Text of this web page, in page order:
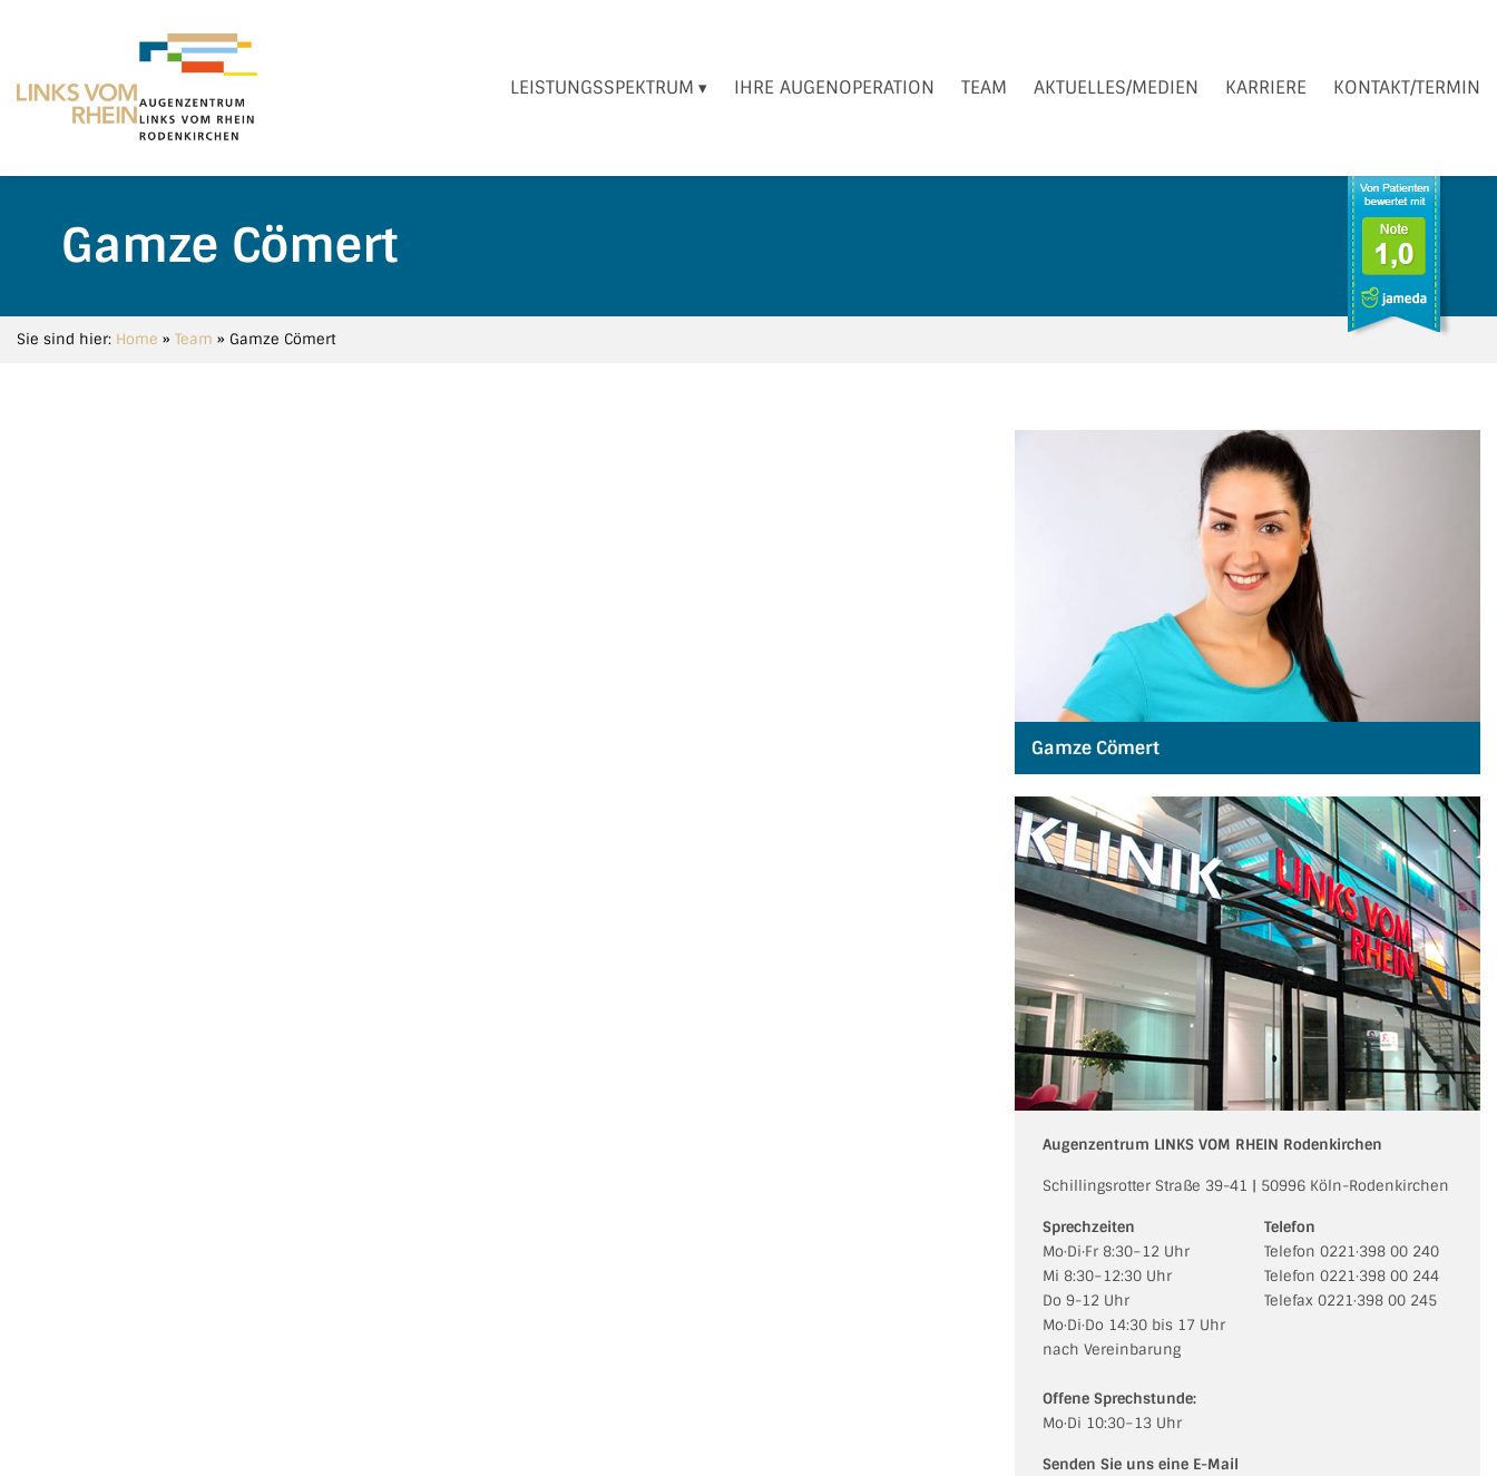
LEISTUNGSSPEKTRUM IHRE AUGENOPERATION TEAM AKTUELLES/MEDIEN KARRIERE KONTAKT/TERMIN
Gamze Cömert
Sie sind hier: Home » Team » Gamze Cömert
Gamze Cömert
Augenzentrum LINKS VOM RHEIN Rodenkirchen
Schillingsrotter Straße 39-41 | 50996 Köln-Rodenkirchen
Sprechzeiten
Mo·Di·Fr 8:30−12 Uhr
Mi 8:30−12:30 Uhr
Do 9-12 Uhr
Mo·Di·Do 14:30 bis 17 Uhr
nach Vereinbarung
Telefon
Telefon 0221·398 00 240
Telefon 0221·398 00 244
Telefax 0221·398 00 245
Offene Sprechstunde:
Mo·Di 10:30−13 Uhr
Senden Sie uns eine E-Mail